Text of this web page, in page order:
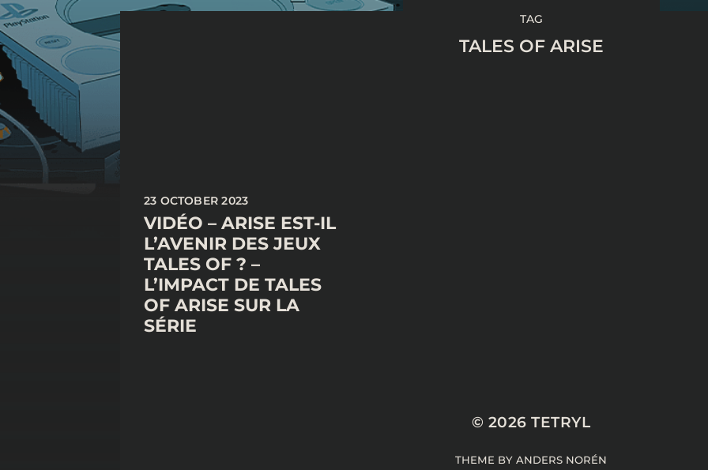
TAG
TALES OF ARISE
23 OCTOBER 2023
VIDÉO – ARISE EST-IL
L’AVENIR DES JEUX
TALES OF ? –
L’IMPACT DE TALES
OF ARISE SUR LA
SÉRIE
© 2026TETRYL
THEME BY ANDERS NORÉN